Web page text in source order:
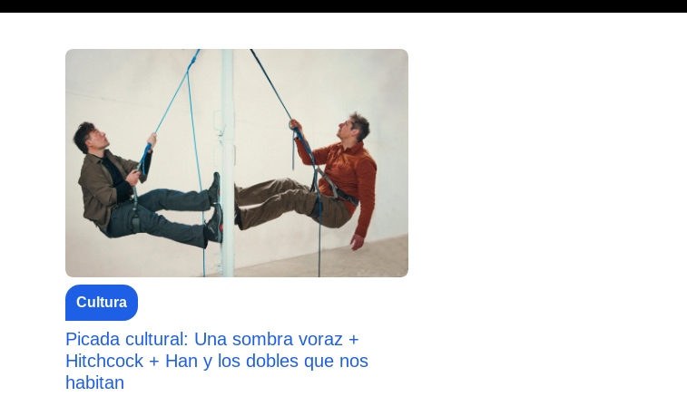
Cultura
Picada cultural: Una sombra voraz +
Hitchcock + Han y los dobles que nos
habitan